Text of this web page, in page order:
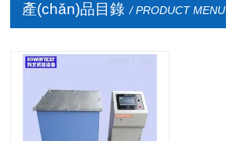
產(chǎn)品目錄 / PRODUCT MENU